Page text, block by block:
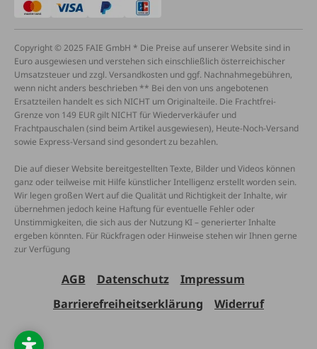
Copyright © 2025 FAIE GmbH * Die Preise auf unserer Website sind in
Euro ausgewiesen und verstehen sich einschließlich österreichischer
Umsatzsteuer und zzgl. Versandkosten und ggf. Nachnahmegebühren,
wenn nicht anders beschrieben ** Bei den von uns angebotenen
Ersatzteilen handelt es sich NICHT um Originalteile. Die Frachtfrei-
Grenze von 149 EUR gilt NICHT für Wiederverkäufer und
Frachtpauschalen (sind beim Artikel ausgewiesen), Heute-Noch-Versand
sowie Express-Versand sind gesondert zu bezahlen.
Die auf dieser Website bereitgestellten Texte, Bilder und Videos können
ganz oder teilweise mit Hilfe künstlicher Intelligenz erstellt worden sein.
Wir legen großen Wert auf die Qualität und Richtigkeit der Inhalte, wir
übernehmen jedoch keine Haftung für eventuelle Fehler oder
Unstimmigkeiten, die sich aus der Nutzung KI – generierter Inhalte
ergeben könnten. Für Rückfragen oder Hinweise stehen wir Ihnen gerne
zur Verfügung
AGB Datenschutz
Impressum
Barrierefreiheitserklärung
Widerruf